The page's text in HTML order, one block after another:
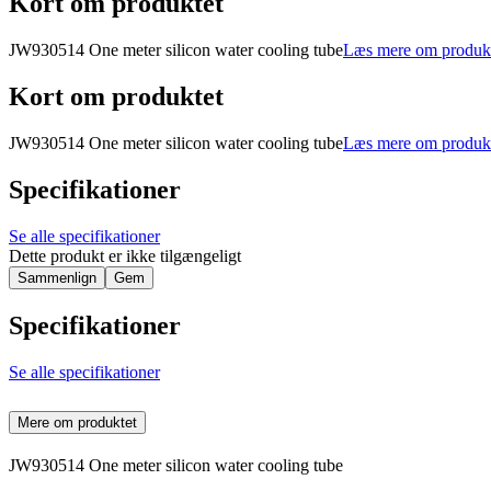
JW930514 One meter silicon water cooling tubeLæs mere om
Kort om produktet
JW930514 One meter silicon water cooling tubeLæs mere om
Specifikationer
Se alle specifikationer
Dette produkt er ikke tilgængeligt
Sammenlign Gem
Specifikationer
Se alle specifikationer
Mere om produktet
JW930514 One meter silicon water cooling tube